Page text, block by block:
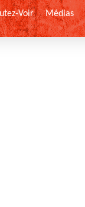
Voir Médias